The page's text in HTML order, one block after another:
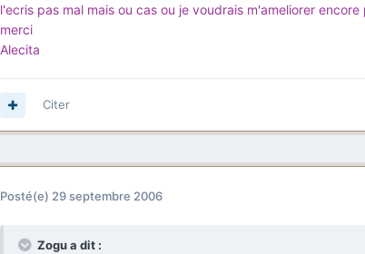
l'ecris pas mal mais ou cas ou je voudrais m'ameliorer encore
merci
Alecita
Citer
Posté(e) 29 septembre 2006
Zogu a dit :